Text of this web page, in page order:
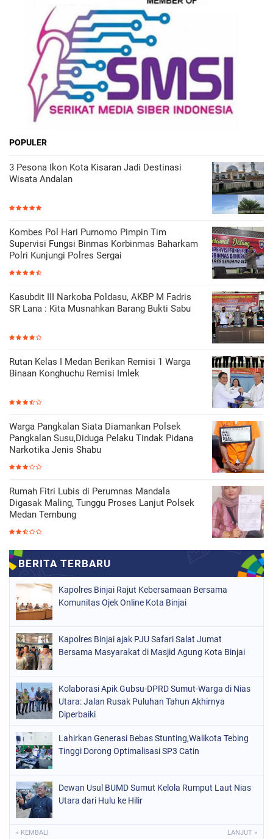
POPULER
3 Pesona Ikon Kota Kisaran Jadi Destinasi
Wisata Andalan
Kombes Pol Hari Purnomo Pimpin Tim
Supervisi Fungsi Binmas Korbinmas Baharkam
Polri Kunjungi Polres Sergai
Kasubdit III Narkoba Poldasu, AKBP M Fadris
SR Lana : Kita Musnahkan Barang Bukti Sabu
Rutan Kelas I Medan Berikan Remisi 1 Warga
Binaan Konghuchu Remisi Imlek
Warga Pangkalan Siata Diamankan Polsek
Pangkalan Susu,Diduga Pelaku Tindak Pidana
Narkotika Jenis Shabu
Rumah Fitri Lubis di Perumnas Mandala
Digasak Maling, Tunggu Proses Lanjut Polsek
Medan Tembung
Kapolres Binjai Rajut Kebersamaan Bersama
Komunitas Ojek Online Kota Binjai
Kapolres Binjai ajak PJU Safari Salat Jumat
Bersama Masyarakat di Masjid Agung Kota Binjai
Kolaborasi Apik Gubsu-DPRD Sumut-Warga di Nias
Utara: Jalan Rusak Puluhan Tahun Akhirnya
Diperbaiki
Lahirkan Generasi Bebas Stunting,Walikota Tebing
Tinggi Dorong Optimalisasi SP3 Catin
Dewan Usul BUMD Sumut Kelola Rumput Laut Nias
Utara dari Hulu ke Hilir
« KEMBALI LANJUT »